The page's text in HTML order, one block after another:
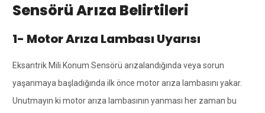
Sensörü Arıza Belirtileri
1- Motor Arıza Lambası Uyarısı
Eksantrik Mili Konum Sensörü arızalandığında veya sorun
yaşanmaya başladığında ilk önce motor arıza lambasını yakar.
Unutmayın ki motor arıza lambasının yanması her zaman bu